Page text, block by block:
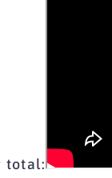
total: